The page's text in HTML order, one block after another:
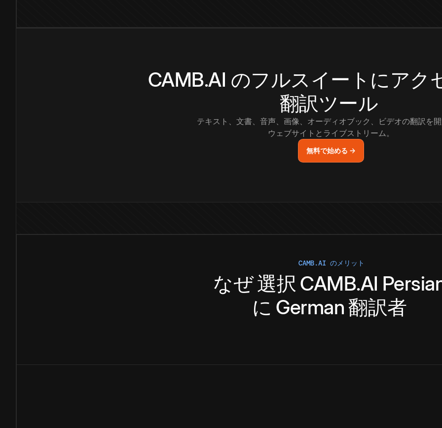
CAMB.AI のフルスイートにアク
翻訳ツール
テキスト、文書、音声、画像、オーディオブック、ビデオの翻訳を
ウェブサイトとライブストリーム。
無料で始める →
CAMB.AI のメリット
なぜ選択 CAMB.AI
に German 翻訳者